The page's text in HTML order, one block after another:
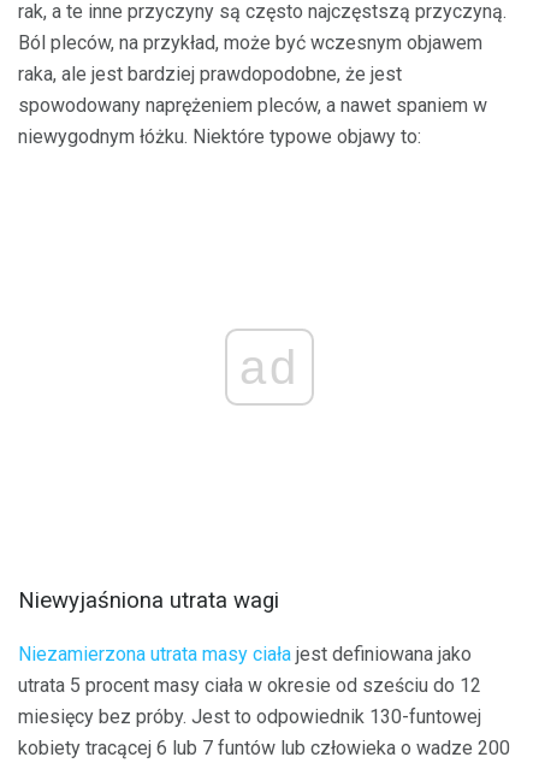
rak, a te inne przyczyny są często najczęstszą przyczyną.
Ból pleców, na przykład, może być wczesnym objawem
raka, ale jest bardziej prawdopodobne, że jest
spowodowany naprężeniem pleców, a nawet spaniem w
niewygodnym łóżku. Niektóre typowe objawy to:
ad
Niewyjaśniona utrata wagi
Niezamierzona utrata masy ciała jest definiowana jako
utrata 5 procent masy ciała w okresie od sześciu do 12
miesięcy bez próby. Jest to odpowiednik 130-funtowej
kobiety tracącej 6 lub 7 funtów lub człowieka o wadze 200